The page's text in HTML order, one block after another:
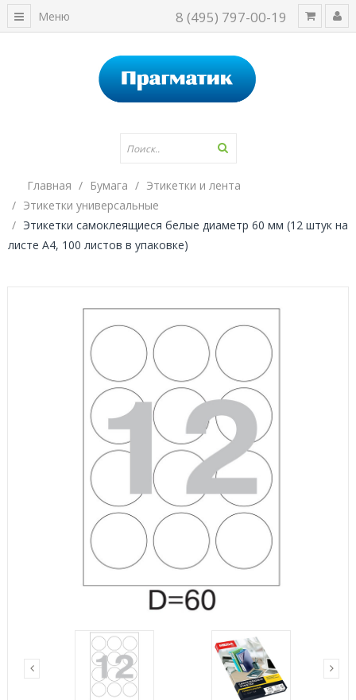
8 (495) 797-00-19
Меню
Главная Бумага
Этикетки и лента
Этикетки универсальные
Этикетки самоклеящиеся белые диаметр 60 мм (12 штук на
листе А4, 100 листов в упаковке)